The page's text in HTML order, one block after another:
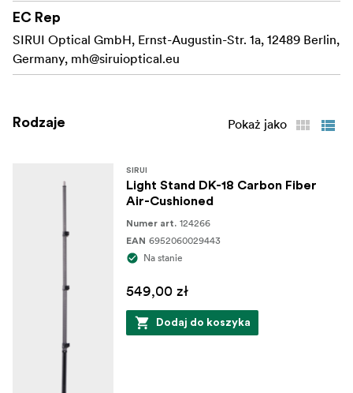
Posiada obrotową kolumnę centralną dla wygodnej
regulacji kąta wiązki.
Gumowe nóżki zapewniają dodatkową przyczepność i
Specyfikacja:
3-sekcyjna kolumna centralna
Minimalna wysokość - 860 mm
Maksymalne obciążenie - 10 kg
EC Rep
SIRUI Optical GmbH, Ernst-Augustin-Str. 1a, 12489 Berlin,
Germany, mh@siruioptical.eu
Rodzaje Pokaż jako
SIRUI
Light Stand DK-18 Carbon Fiber
Air-Cushioned
Numer art. 124266
EAN 6952060029443
Na stanie
549,00 zł
Dodaj do koszyka